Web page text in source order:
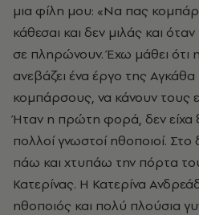
μια φίλη μου: «Να πας
κάθεσαι και δεν μιλάς και
σε πληρώνουν. Έχω μάθει ότι
ανεβάζει ένα έργο της Αγκάθα
κομπάρσους, να κάνουν τους
Ήταν η πρώτη φορά, δεν είχα
πολλοί γνωστοί ηθοποιοί.
πάω και χτυπάω την πόρτα
Κατερίνας. Η Κατερίνα
ηθοποιός και πολύ πλούσια